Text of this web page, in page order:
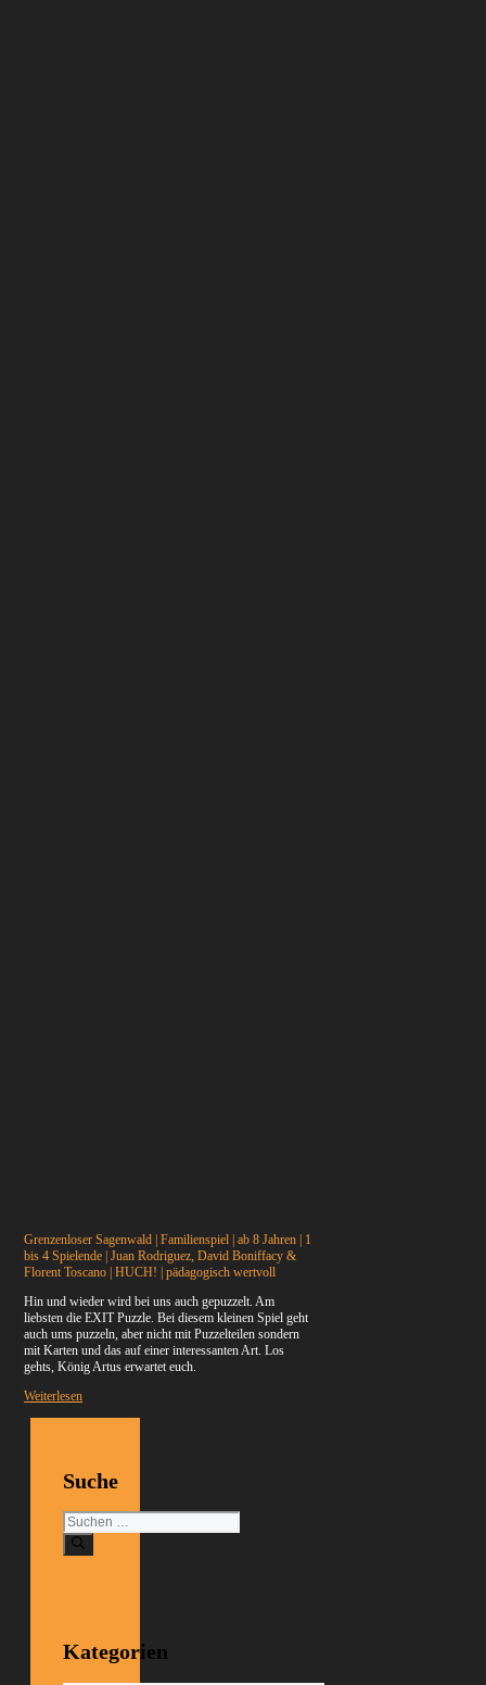
Grenzenloser Sagenwald | Familienspiel | ab 8 Jahren | 1
bis 4 Spielende | Juan Rodriguez, David Boniffacy &
Florent Toscano | HUCH! | pädagogisch wertvoll
Hin und wieder wird bei uns auch gepuzzelt. Am
liebsten die EXIT Puzzle. Bei diesem kleinen Spiel geht
auch ums puzzeln, aber nicht mit Puzzelteilen sondern
mit Karten und das auf einer interessanten Art. Los
gehts, König Artus erwartet euch.
Weiterlesen
Suche
Suchen
nach:
Kategorien